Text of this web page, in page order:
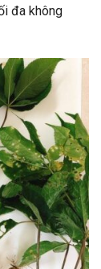
đa không